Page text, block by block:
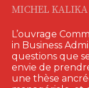
MICHEL KALIKA
L’ouvrage
in Business
questions que
envie de
une thèse